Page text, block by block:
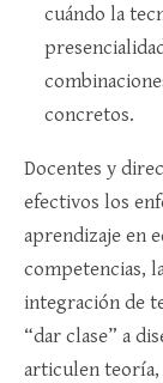
cuándo la
concretos.​
Docentes y
efectivos los
aprendizaje en
competencias,
integración de
“dar clase” a
articulen